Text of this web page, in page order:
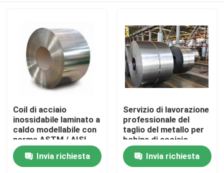
Prodotti
Video
Coil di acciaio
inossidabile laminato a
caldo modellabile con
norme ASTM / AISI
Invia richiesta
Servizio di lavorazione
professionale del
taglio del metallo per
bobine di acciaio
inossidabile laminate a
caldo Invia richiesta